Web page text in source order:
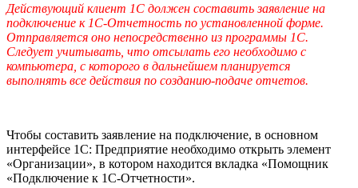
Действующий клиент 1С должен составить заявление на
подключение к 1С-Отчетность по установленной форме.
Отправляется оно непосредственно из программы 1С.
Следует учитывать, что отсылать его необходимо с
компьютера, с которого в дальнейшем планируется
выполнять все действия по созданию-подаче отчетов.
Чтобы составить заявление на подключение, в основном
интерфейсе 1С: Предприятие необходимо открыть элемент
«Организации», в котором находится вкладка «Помощник
«Подключение к 1С-Отчетности».